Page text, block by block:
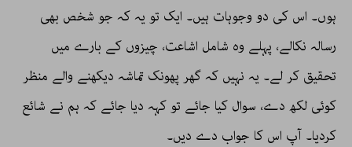
ہوں۔ اس کی دو وجوہات ہیں۔ ایک تو یہ کہ جو شخص بھی
رسالہ نکالے، پہلے وہ شامل اشاعت، چیزوں کے بارے میں
تحقیق کر لے۔ یہ نہیں کہ گھر پھونک تماشہ دیکھنے والے منظر
کوئی لکھ دے، سوال کیا جائے تو کہہ دیا جائے کہ ہم نے شائع
کردیا۔ آپ اس کا جواب دے دیں۔